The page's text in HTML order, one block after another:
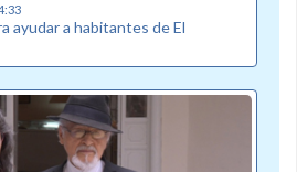
ayudar a habitantes de El